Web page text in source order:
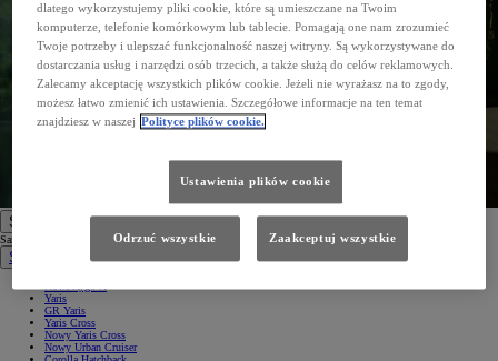
Samochody
Samochody
Samochody osobowe
Nowe Aygo X
Yaris
GR Yaris
Yaris Cross
Nowy Yaris Cross
Nowy Urban Cruiser
dlatego wykorzystujemy pliki cookie, które są umieszczane na Twoim
komputerze, telefonie komórkowym lub tablecie. Pomagają one nam zrozumieć
Twoje potrzeby i ulepszać funkcjonalność naszej witryny. Są wykorzystywane do
dostarczania usług i narzędzi osób trzecich, a także służą do celów reklamowych.
Zalecamy akceptację wszystkich plików cookie. Jeżeli nie wyrażasz na to zgody,
możesz łatwo zmienić ich ustawienia. Szczegółowe informacje na ten temat
znajdziesz w naszej Polityce plików cookie.
Ustawienia plików cookie
Odrzuć wszystkie Zaakceptuj wszystkie